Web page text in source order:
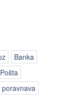
Banka
Pošta